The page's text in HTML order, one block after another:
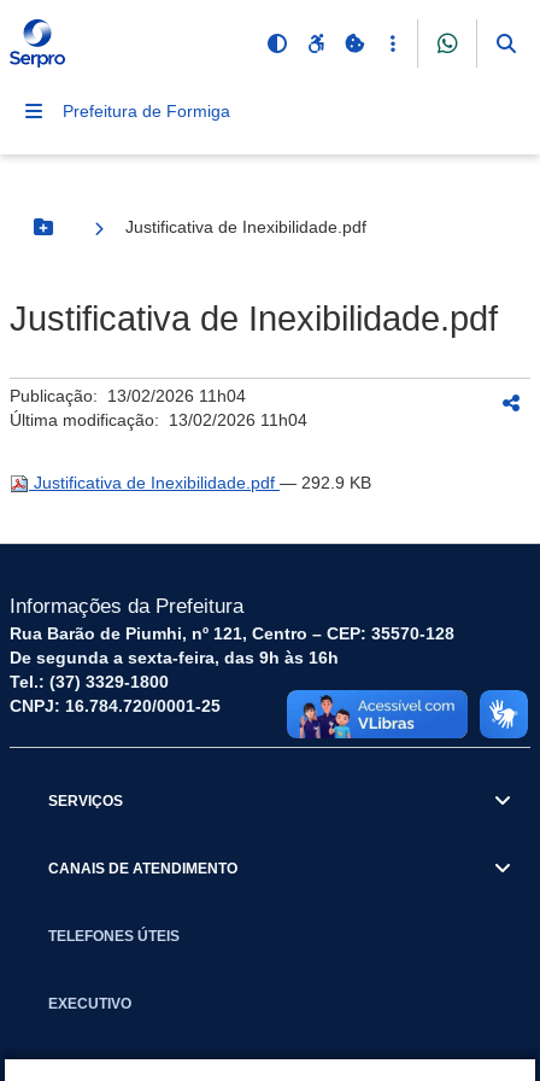
Prefeitura de Formiga
Botão Menu
Justificativa de Inexibilidade.pdf
Justificativa de Inexibilidade.pdf
Publicação: 13/02/2026 11h04
Última modificação: 13/02/2026 11h04
Justificativa de Inexibilidade.pdf — 292.9 KB
Informações da Prefeitura
Rua Barão de Piumhi, nº 121, Centro – CEP: 35570-128
De segunda a sexta-feira, das 9h às 16h
Tel.: (37) 3329-1800
CNPJ: 16.784.720/0001-25
SERVIÇOS
CANAIS DE ATENDIMENTO
TELEFONES ÚTEIS
EXECUTIVO